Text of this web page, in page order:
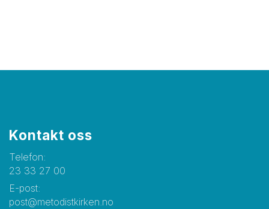
Kontakt oss
Telefon:
23 33 27 00
E-post:
post@metodistkirken.no